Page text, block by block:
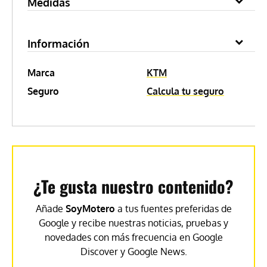
Información
Marca
KTM
Seguro
Calcula tu seguro
¿Te gusta nuestro contenido?
Añade SoyMotero a tus fuentes preferidas de
Google y recibe nuestras noticias, pruebas y
novedades con más frecuencia en Google
Discover y Google News.